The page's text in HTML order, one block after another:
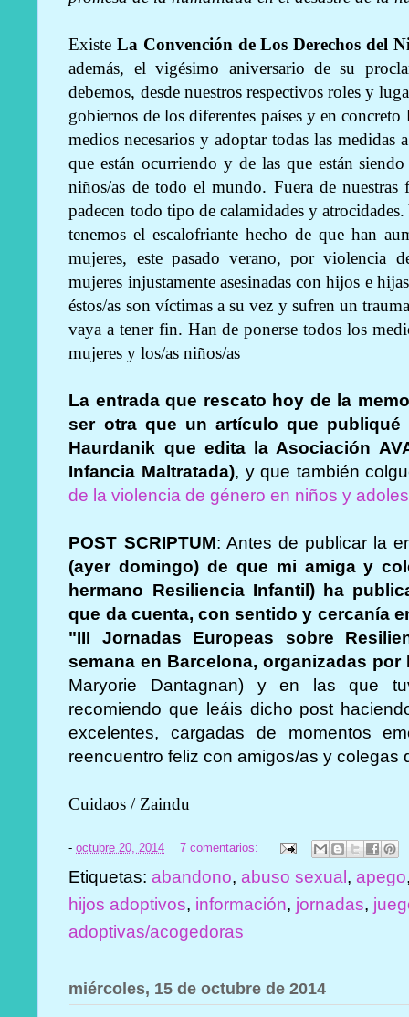
ExisteLa Convención de Los Derechos del
además, el vigésimo aniversario de su
debemos, desde nuestros respectivos roles y
gobiernos de los diferentes países y en
medios necesarios y adoptar todas las medidas
que están ocurriendo y de las que están
niños/as de todo el mundo. Fuera de
padecen todo tipo de calamidades y
tenemos el escalofriante hecho de que han
mujeres, este pasado verano, por violencia
mujeres injustamente asesinadas con hijos e
éstos/as son víctimas a su vez y sufren un
vaya a tener fin. Han de ponerse todos los
mujeres y los/as niños/as
La entrada que rescato hoy de la
ser otra que un artículo que
Haurdanik que edita la Asociación
Infancia Maltratada), y que también
de la violencia de género en niños y
POST SCRIPTUM: Antes de publicar la
(ayer domingo) de que mi amiga y
hermano Resiliencia Infantil) ha
que da cuenta, con sentido y cercanía
"III Jornadas Europeas sobre
semana en Barcelona, organizadas por
Maryorie Dantagnan) y en las que
recomiendo que leáis dicho post
excelentes, cargadas de momentos
reencuentro feliz con amigos/as y
Cuidaos / Zaindu
-octubre 20, 2014 7 comentarios:
Etiquetas:abandono,abuso sexual,apego
hijos adoptivos, información, jornadas,
adoptivas/acogedoras
miércoles, 15 de octubre de 2014